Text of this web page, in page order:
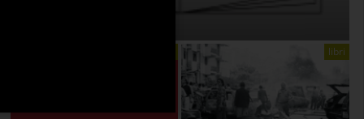
libri